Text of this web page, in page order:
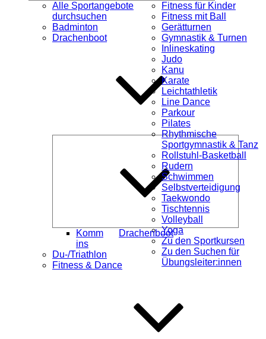
Alle Sportangebote
durchsuchen
Badminton
Drachenboot
öffnen
Komm
ins
Drachenboot
Du-/Triathlon
Fitness & Dance
Fitness für Kinder
Fitness mit Ball
Gerätturnen
Gymnastik & Turnen
Inlineskating
Judo
Kanu
Karate
Leichtathletik
Line Dance
Parkour
Pilates
Rhythmische
Sportgymnastik & Tanz
Rollstuhl-Basketball
Rudern
Schwimmen
Selbstverteidigung
Taekwondo
Tischtennis
Volleyball
Yoga
Zu den Sportkursen
Zu den Suchen für
Übungsleiter:innen